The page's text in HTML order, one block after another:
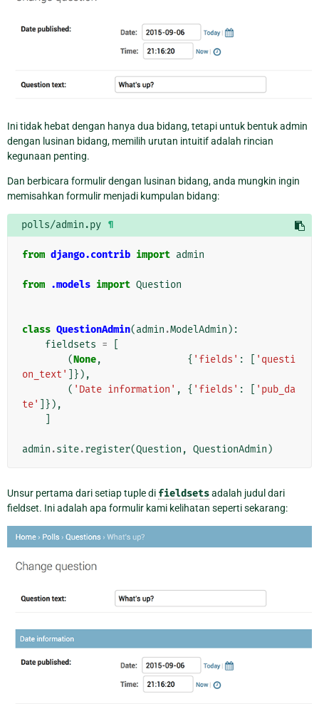
Ini tidak hebat dengan hanya dua bidang, tetapi untuk bentuk admin
dengan lusinan bidang, memilih urutan intuitif adalah rincian
kegunaan penting.
Dan berbicara formulir dengan lusinan bidang, anda mungkin ingin
memisahkan formulir menjadi kumpulan bidang:
polls/admin.py ¶
from django.contrib import admin
from .models import Question
class QuestionAdmin(admin .ModelAdmin ):
fieldsets =
(None, { 'fields' :
'questi
on_text'
]}),
( 'Date information' , { 'fields' :
'pub_da
te'
]}),
admin .site.register(Question , QuestionAdmin )
Unsur pertama dari setiap tuple di fieldsetsadalah judul dari
fieldset. Ini adalah apa formulir kami kelihatan seperti sekarang: